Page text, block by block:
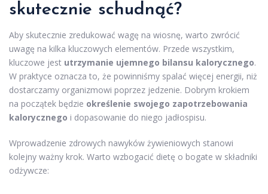
skutecznie schudnąć?
Aby skutecznie zredukować wagę na wiosnę, warto zwrócić
uwagę na kilka kluczowych elementów. Przede wszystkim,
kluczowe jest utrzymanie ujemnego bilansu kalorycznego.
W praktyce oznacza to, że powinniśmy spalać więcej energii, niż
dostarczamy organizmowi poprzez jedzenie. Dobrym krokiem
na początek będzie określenie swojego zapotrzebowania
kalorycznego i dopasowanie do niego jadłospisu.
Wprowadzenie zdrowych nawyków żywieniowych stanowi
kolejny ważny krok. Warto wzbogacić dietę o bogate w składniki
odżywcze: